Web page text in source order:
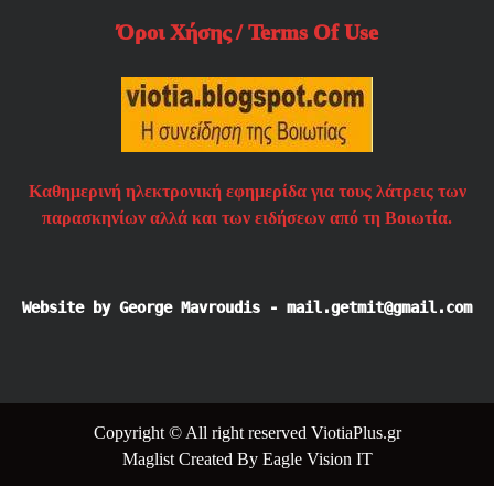
Όροι Χήσης / Terms Of Use
Καθημερινή ηλεκτρονική εφημερίδα για τους λάτρεις των
παρασκηνίων αλλά και των ειδήσεων από τη Βοιωτία.
Website by George Mavroudis - mail.getmit@gmail.com
Copyright © All right reserved ViotiaPlus.gr
Maglist Created By Eagle Vision IT